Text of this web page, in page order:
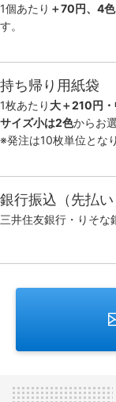
1個あたり ＋70円、4
す。
持ち帰り用紙袋
1枚あたり 大＋210円
サイズ小は2色からお
※発注は10枚単位とな
銀行振込（先払い
三井住友銀行・りそな